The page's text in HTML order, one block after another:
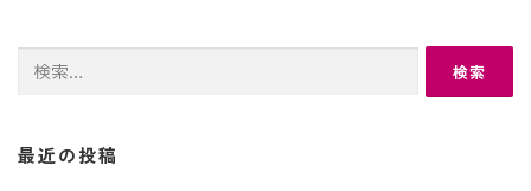
検
最近の投稿